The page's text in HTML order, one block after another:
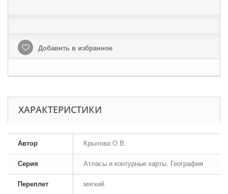
Добавить в избранное
ХАРАКТЕРИСТИКИ
Автор Крылова О.В.
Серия Атласы и контурные карты. География
Переплет мягкий